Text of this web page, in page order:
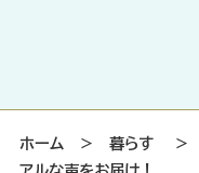
ホーム ＞ 暮らす